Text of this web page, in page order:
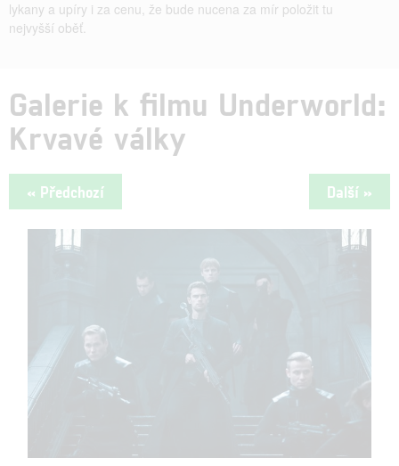
lykany a upíry i za cenu, že bude nucena za mír položit tu
nejvyšší oběť.
Galerie k filmu Underworld:
Krvavé války
« Předchozí Další »